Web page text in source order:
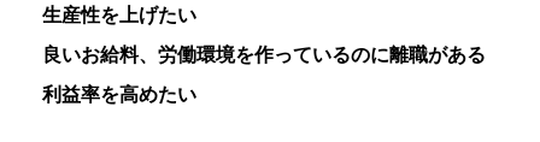
生産性を上げたい
良いお給料、労働環境を作っているのに離職がある
利益率を高めたい